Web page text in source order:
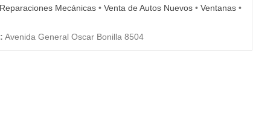
Mecánicas • Venta de Autos Nuevos • Ventanas •
Avenida General Oscar Bonilla 8504